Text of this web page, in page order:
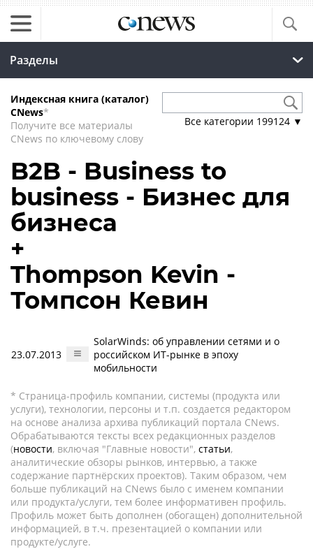
Разделы
Индексная книга (каталог)
CNews*
Получите все материалы
CNews по ключевому слову
Все категории 199124 ▼
B2B - Business to
business - Бизнес для
бизнеса
+
Thompson Kevin -
Томпсон Кевин
23.07.2013
SolarWinds: об управлении сетями и о
российском ИТ-рынке в эпоху
мобильности
* Страница-профиль компании, системы (продукта или
услуги), технологии, персоны и т.п. создается редактором
на основе анализа архива публикаций портала CNews.
Обрабатываются тексты всех редакционных разделов
(новости, включая "Главные новости", статьи,
аналитические обзоры рынков, интервью, а также
содержание партнёрских проектов). Таким образом, чем
больше публикаций на CNews было с именем компании
или продукта/услуги, тем более информативен профиль.
Профиль может быть дополнен (обогащен) дополнительной
информацией, в т.ч. презентацией о компании или
продукте/услуге.